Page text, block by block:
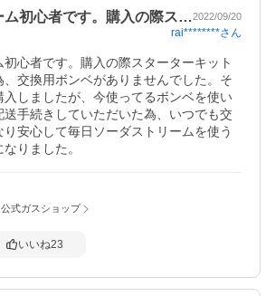
ム初心者です。購入の際ス…2022/09/20
rai********さん
初心者です。購入の際スターターキット
、交換用ボンベがありませんでした。そ
入しましたが、今使ってるボンベを使い
送手続きしていただいた為、いつでも交
安心して毎日ソーダストリームを使う
りました。
式ガスショップ
いいね23